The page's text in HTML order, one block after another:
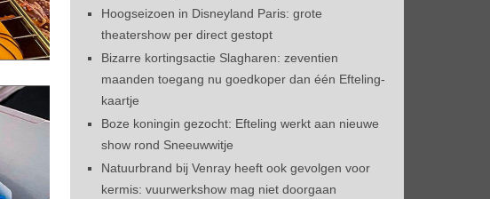
Hoogseizoen in Disneyland Paris: grote
theatershow per direct gestopt
Bizarre kortingsactie Slagharen: zeventien
maanden toegang nu goedkoper dan één Efteling-
kaartje
Boze koningin gezocht: Efteling werkt aan nieuwe
show rond Sneeuwwitje
Natuurbrand bij Venray heeft ook gevolgen voor
kermis: vuurwerkshow mag niet doorgaan